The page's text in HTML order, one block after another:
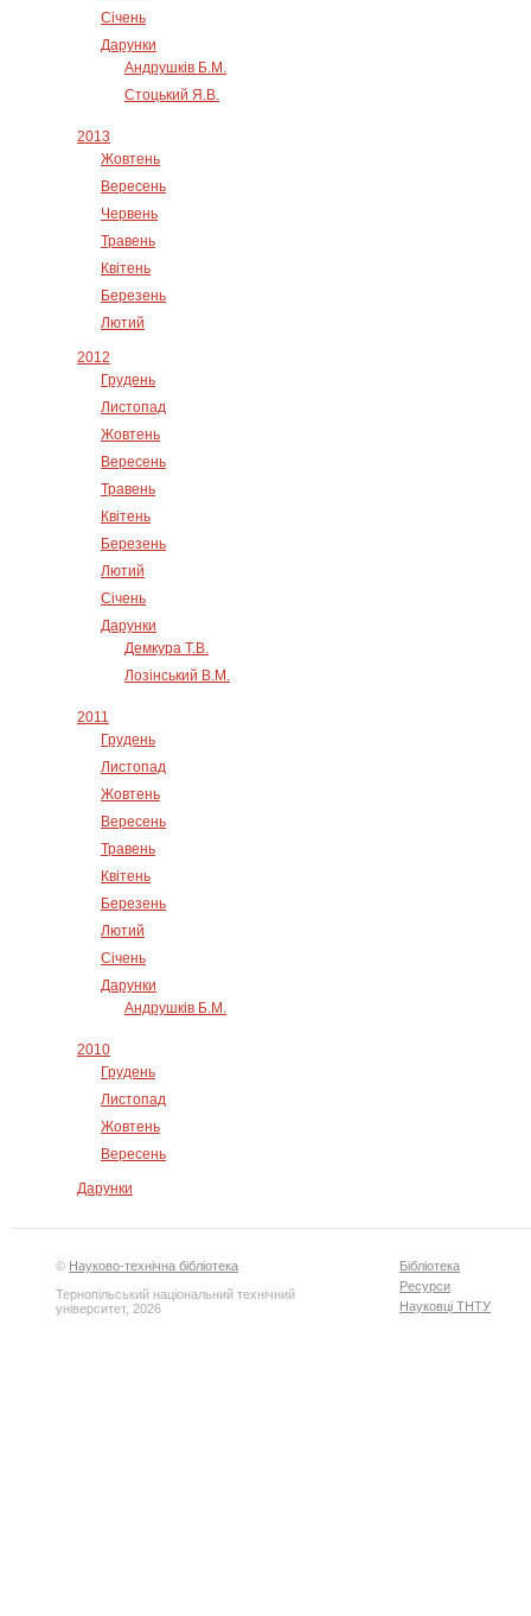
Січень
Дарунки
Андрушків Б.М.
Стоцький Я.В.
2013
Жовтень
Вересень
Червень
Травень
Квітень
Березень
Лютий
2012
Грудень
Листопад
Жовтень
Вересень
Травень
Квітень
Березень
Лютий
Січень
Дарунки
Демкура Т.В.
Лозінський В.М.
2011
Грудень
Листопад
Жовтень
Вересень
Травень
Квітень
Березень
Лютий
Січень
Дарунки
Андрушків Б.М.
2010
Грудень
Листопад
Жовтень
Вересень
Дарунки
© Науково-технічна бібліотека
Тернопільський національний технічний
університет, 2026
Бібліотека
Ресурси
Науковці ТНТУ